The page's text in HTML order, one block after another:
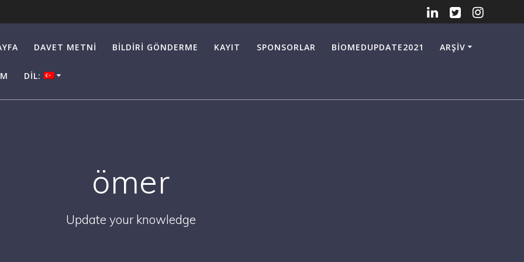
DAVET METNI BILDIRI GÖNDERME KAYIT SPONSORLAR BIOMEDUPDATE2021 ARŞİV
DIL:
ömer
Update your knowledge